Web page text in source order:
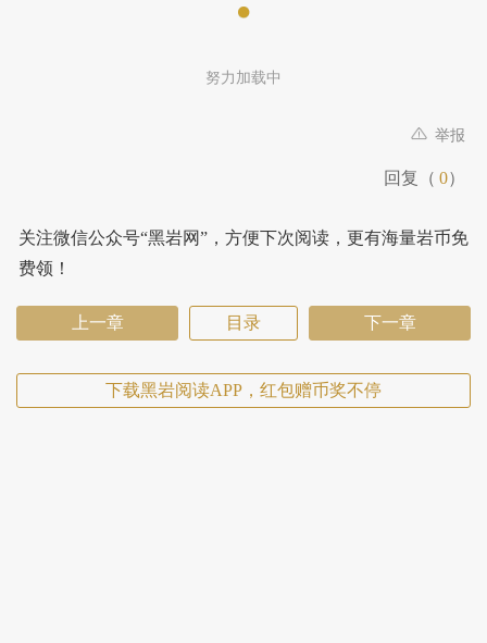
努力加载中
举报
回复（ 0）
关注微信公众号“黑岩网”，方便下次阅读，更有海量岩币免
费领！
上一章 目录 下一章
下载黑岩阅读APP，红包赠币奖不停